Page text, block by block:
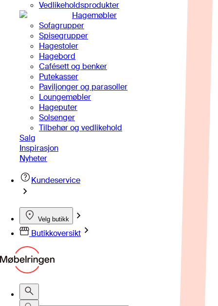
Vedlikeholdsprodukter
Hagemøbler
Sofagrupper
Spisegrupper
Hagestoler
Hagebord
Cafésett og benker
Putekasser
Paviljonger og parasoller
Loungemøbler
Hageputer
Solsenger
Tilbehør og vedlikehold
Salg
Inspirasjon
Nyheter
Kundeservice
Velg butikk
Butikkoversikt